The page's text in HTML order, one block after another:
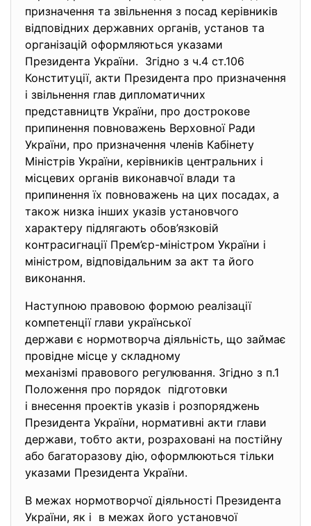
призначення та звільнення з посад керівників
відповідних державних органів, установ та
організацій оформляються указами
Президента України. Згідно з ч.4 ст.106
Конституції, акти Президента про призначення
і звільнення глав дипломатичних
представництв України, про дострокове
припинення повноважень Верховної Ради
України, про призначення членів Кабінету
Міністрів України, керівників центральних і
місцевих органів виконавчої влади та
припинення їх повноважень на цих посадах, а
також низка інших указів установчого
характеру підлягають обов’язковій
контрасигнації Прем’єр-міністром України і
міністром, відповідальним за акт та його
виконання.
Наступною правовою формою реалізації
компетенції глави української
держави є нормотворча діяльність, що займає
провідне місце у складному
механізмі правового регулювання. Згідно з п.1
Положення про порядок підготовки
і внесення проектів указів і розпоряджень
Президента України, нормативні акти глави
держави, тобто акти, розраховані на постійну
або багаторазову дію, оформлюються тільки
указами Президента України.
В межах нормотворчої діяльності Президента
України, як і в межах його установчої